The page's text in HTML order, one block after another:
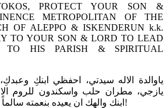
PROTECT YOUR SON &
METROPOLITAN OF THE
OF ALEPPO & ISKENDERUN k.k.
TO YOUR SON & LORD TO LEAD
HIS PARISH & SPIRITUAL
ياوالدة الاله سيدتي، احفظي ابنكِ
يازجي، مطران حلب واسكندون للروم
ابنك والهك ان يعيده بنعمته سالماً لرعيته وأولاده الروحيين!